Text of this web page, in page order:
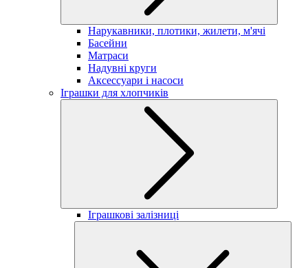
Нарукавники, плотики, жилети, м'ячі
Басейни
Матраси
Надувні круги
Аксессуари і насоси
Іграшки для хлопчиків
Іграшкові залізниці